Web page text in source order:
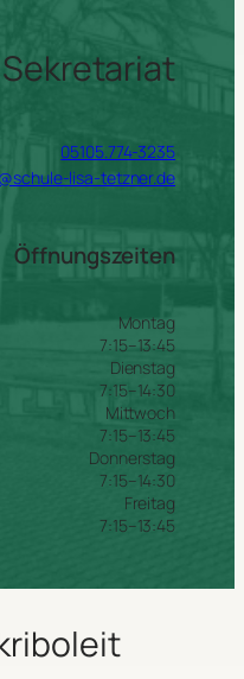
Sekretariat
05105.774-3235
lisa-tetzner.de
Öffnungszeiten
Montag
7:15–13:45
Dienstag
7:15–14:30
Mittwoch
7:15–13:45
Donnerstag
7:15–14:30
Freitag
7:15–13:45